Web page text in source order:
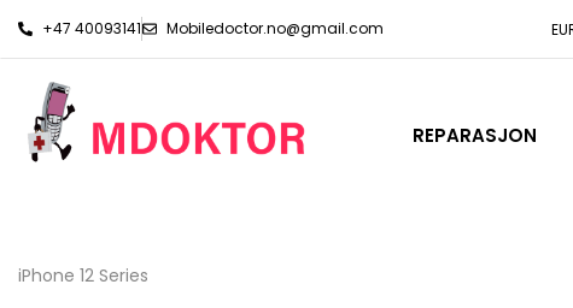
+47 40093141 Mobiledoctor.no@gmail.com
REPARASJON
iPhone 12 Series